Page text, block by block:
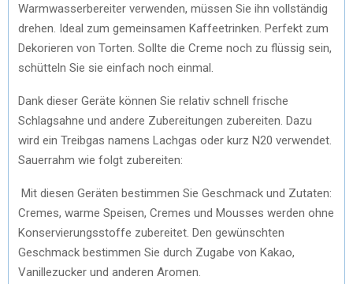
Warmwasserbereiter verwenden, müssen Sie ihn vollständig
drehen. Ideal zum gemeinsamen Kaffeetrinken. Perfekt zum
Dekorieren von Torten. Sollte die Creme noch zu flüssig sein,
schütteln Sie sie einfach noch einmal.
Dank dieser Geräte können Sie relativ schnell frische
Schlagsahne und andere Zubereitungen zubereiten. Dazu
wird ein Treibgas namens Lachgas oder kurz N20 verwendet.
Sauerrahm wie folgt zubereiten:
Mit diesen Geräten bestimmen Sie Geschmack und Zutaten:
Cremes, warme Speisen, Cremes und Mousses werden ohne
Konservierungsstoffe zubereitet. Den gewünschten
Geschmack bestimmen Sie durch Zugabe von Kakao,
Vanillezucker und anderen Aromen.